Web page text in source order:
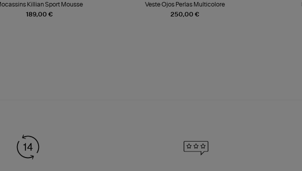
189,00 €
Killian Sport Mousse
250,00 €
Veste Ojos Perlas Multicolore